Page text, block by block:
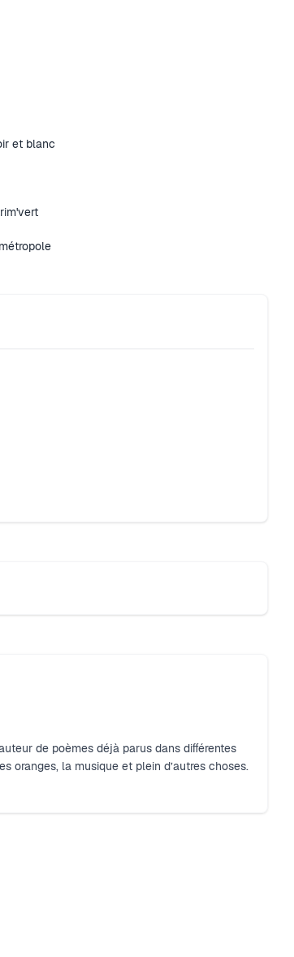
et blanc
de poèmes déjà parus dans diﬀérentes
oranges, la musique et plein d’autres choses.